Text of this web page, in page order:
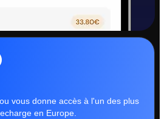
vous donne accès à l'un des plus
en Europe.